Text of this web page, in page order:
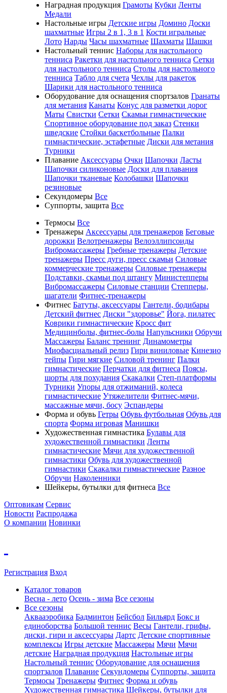
Наградная продукция Грамоты Кубки Ленты
Медали
Настольные игры Детские игры Домино Доски
шахматные Игры 2 в 1, 3 в 1 Кости игральные
Лото Нарды Часы шахматные Шахматы Шашки
Настольный теннис Наборы для настольного
тенниса Ракетки для настольного тенниса Сетки
для настольного тенниса Столы для настольного
тенниса Табло для счета Чехлы для ракеток
Шарики для настольного тенниса
Оборудование для оснащения спортзалов Гранаты
для метания Канаты Конус для разметки дорог
Маты Свистки Сетки Скамьи гимнастические
Спортивное оборудование под заказ Стенки
шведские Стойки баскетбольные Палки
гимнастические, эстафетные Диски для метания
Турники
Плавание Аксессуары Очки Шапочки Ласты
Шапочки силиконовые Доски для плавания
Шапочки тканевые Колобашки Шапочки
резиновые
Секундомеры Все
Суппорты, защита Все
Термосы Все
Тренажеры Аксессуары для тренажеров Беговые
дорожки Велотренажеры Велоэллипсоиды
Вибромассажеры Гребные тренажеры Детские
тренажеры Пресс дуги, пресс скамьи Силовые
коммерческие тренажеры Силовые тренажеры
Подставки, скамьи под штангу Министепперы
Вибромассажеры Силовые станции Степперы,
шагатели Фитнес-тренажеры
Фитнес Батуты, аксессуары Гантели, бодибары
Детский фитнес Диски "здоровье" Йога, пилатес
Коврики гимнастические Кросс фит
Медицинболы, фитнес-болы Напульсники Обручи
Массажеры Баланс тренинг Динамометры
Миофасциальный релиз Гири виниловые Кинезио
тейпы Гири мягкие Силовой тренинг Палки
гимнастические Перчатки для фитнеса Поясы,
шорты для похудания Скакалки Степ-платформы
Турники Упоры для отжиманий, колеса
гимнастические Утяжелители Фитнес-мячи,
массажные мячи, босу Эспандеры
Форма и обувь Гетры Обувь футбольная Обувь для
спорта Форма игровая Манишки
Художественная гимнастика Булавы для
художественной гимнастики Ленты
гимнастические Мячи для художественной
гимнастики Обувь для художественной
гимнастики Скакалки гимнастические Разное
Обручи Наколенники
Шейкеры, бутылки для фитнеса Все
Оптовикам Сервис
Новости Распродажа
О компании Новинки
Регистрация Вход
Каталог товаров
Весна - лето Осень - зима Все сезоны
Все сезоны
Аквааэробика Бадминтон Бейсбол Бильярд Бокс и
единоборства Большой теннис Весы Гантели, грифы,
диски, гири и аксессуары Дартс Детские спортивные
комплексы Игры детские Массажеры Мячи Мячи
детские Наградная продукция Настольные игры
Настольный теннис Оборудование для оснащения
спортзалов Плавание Секундомеры Суппорты, защита
Термосы Тренажеры Фитнес Форма и обувь
Художественная гимнастика Шейкеры, бутылки для